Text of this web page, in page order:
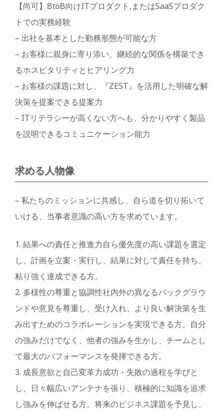
【尚可】BtoB向けITプロダクト,またはSaaSプロダク
トでの実務経験
– 出社を基本とした勤務形態が可能な方
– お客様に親身に寄り添い、継続的な関係を構築でき
るホスピタリティとヒアリング力
– お客様の課題に対し、『ZEST』を活用した明確な解
決策を提案できる提案力
– ITリテラシーが高くない方へも、分かりやすく製品
を説明できるコミュニケーション能力
求める人物像
– 私たちのミッションに共感し、自ら道を切り拓いて
いける、当事者意識の高い方を求めています。
1. 結果への責任と推進力自ら優先度の高い課題を選定
し、計画を立案・実行し、結果に対して責任を持ち、
粘り強く達成できる方。
2. 多様性の尊重と協調性社内外の異なるバックグラウ
ンドや意見を尊重し、受け入れ、より良い解決策を生
み出すためのコラボレーションを実現できる方。自分
の強みだけでなく、他者の強みを生かし、チームとし
て最大のパフォーマンスを発揮できる方。
3. 成長意欲と自己変革力成功・失敗の過程を学びと
し、日々幅広いアンテナを張り、積極的に知識を追求
し強みを伸ばせる方。将来のビジネス課題を予見し、